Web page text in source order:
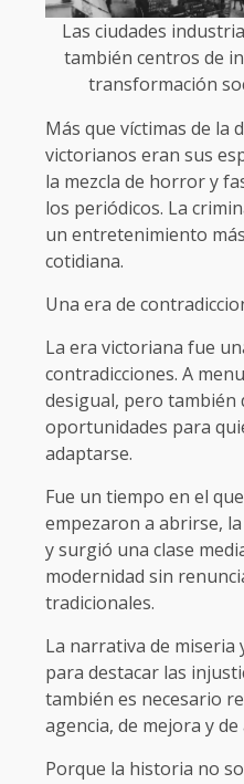
Las ciudades
también centros de
transformación
Más que víctimas de la
victorianos eran sus
la mezcla de horror y
los periódicos. La
un entretenimiento
cotidiana.
Una era de
La era victoriana fue
contradicciones. A
desigual, pero también
oportunidades para
adaptarse.
Fue un tiempo en el
empezaron a abrirse,
y surgió una clase
modernidad sin
tradicionales.
La narrativa de
para destacar las
también es necesario
agencia, de mejora y
Porque la historia no